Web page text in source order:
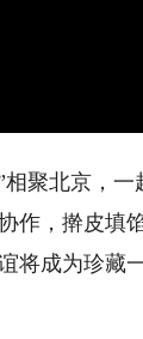
聚北京，一
作，擀皮填
将成为珍藏